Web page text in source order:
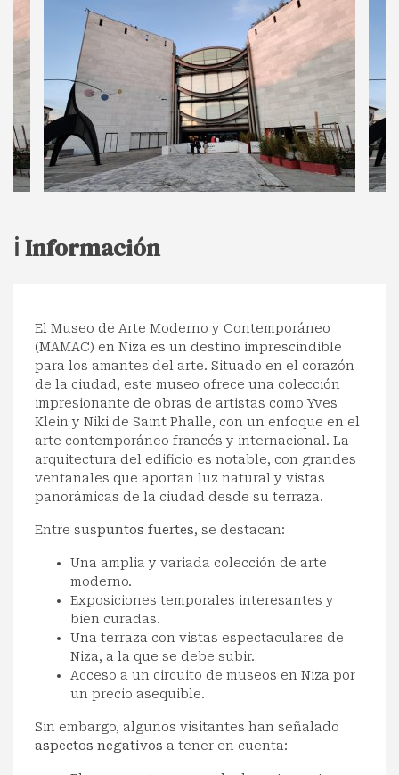
ℹ️ Información
El Museo de Arte Moderno y Contemporáneo
(MAMAC) en Niza es un destino imprescindible
para los amantes del arte. Situado en el corazón
de la ciudad, este museo ofrece una colección
impresionante de obras de artistas como Yves
Klein y Niki de Saint Phalle, con un enfoque en el
arte contemporáneo francés y internacional. La
arquitectura del edificio es notable, con grandes
ventanales que aportan luz natural y vistas
panorámicas de la ciudad desde su terraza.
Entre suspuntos fuertes, se destacan:
Una amplia y variada colección de arte
moderno.
Exposiciones temporales interesantes y
bien curadas.
Una terraza con vistas espectaculares de
Niza, a la que se debe subir.
Acceso a un circuito de museos en Niza por
un precio asequible.
Sin embargo, algunos visitantes han señalado
aspectos negativos a tener en cuenta: